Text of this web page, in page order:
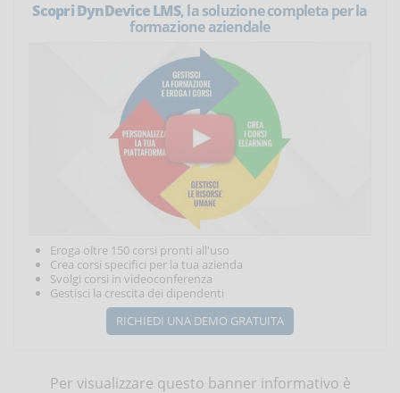
Scopri DynDevice LMS, la soluzione completa per la
formazione aziendale
Eroga oltre 150 corsi pronti all'uso
Crea corsi specifici per la tua azienda
Svolgi corsi in videoconferenza
Gestisci la crescita dei dipendenti
RICHIEDI UNA DEMO GRATUITA
Per visualizzare questo banner informativo è